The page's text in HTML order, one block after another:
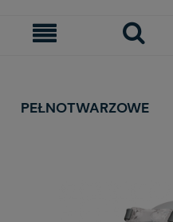
PEŁNOTWARZOWE